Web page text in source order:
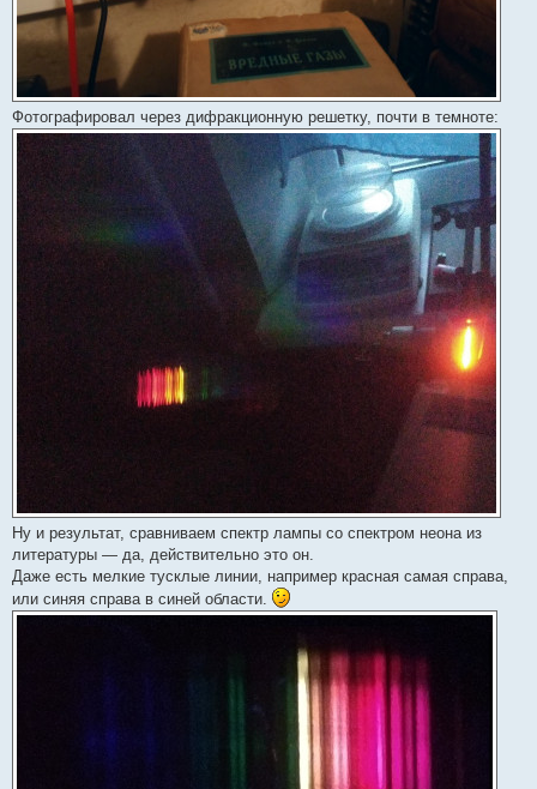
Фотографировал через дифракционную решетку, почти в темноте:
Ну и результат, сравниваем спектр лампы со спектром неона из
литературы — да, действительно это он.
Даже есть мелкие тусклые линии, например красная самая справа,
или синяя справа в синей области.